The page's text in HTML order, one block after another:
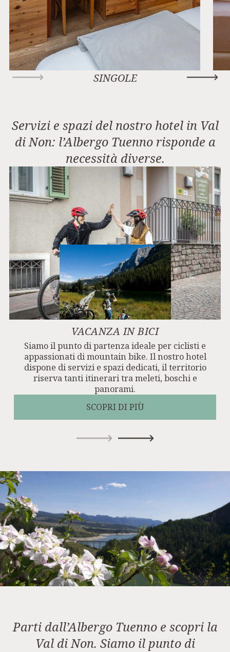
SINGOLE
Servizi e spazi del nostro hotel in Val
di Non: l’Albergo Tuenno risponde a
necessità diverse.
VACANZA IN BICI
Siamo il punto di partenza ideale per ciclisti e
appassionati di mountain bike. Il nostro hotel
dispone di servizi e spazi dedicati, il territorio
riserva tanti itinerari tra meleti, boschi e
panorami.
SCOPRI DI PIÙ
Parti dall’Albergo Tuenno e scopri la
Val di Non. Siamo il punto di